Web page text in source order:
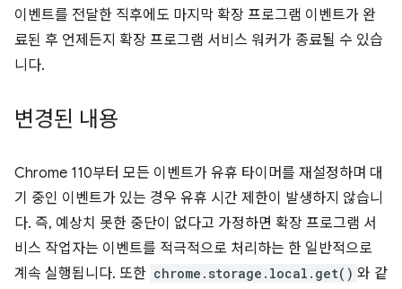
이벤트를 전달한 직후에도 마지막 확장 프로그램 이벤트가 완
료된 후 언제든지 확장 프로그램 서비스 워커가 종료될 수 있습
니다.
변경된 내용
Chrome 110부터 모든 이벤트가 유휴 타이머를 재설정하며 대
기 중인 이벤트가 있는 경우 유휴 시간 제한이 발생하지 않습니
다. 즉, 예상치 못한 중단이 없다고 가정하면 확장 프로그램 서
비스 작업자는 이벤트를 적극적으로 처리하는 한 일반적으로
계속 실행됩니다. 또한 chrome.storage.local.get() 와 같